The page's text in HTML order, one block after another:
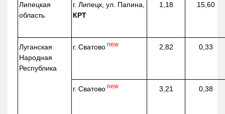
Липецкая
область
г. Липецк, ул. Папина,
КРТ
1,18 15,60
Луганская
Народная
Республика
г. Сватово new 2,82 0,33
г. Сватово new 3,21 0,38